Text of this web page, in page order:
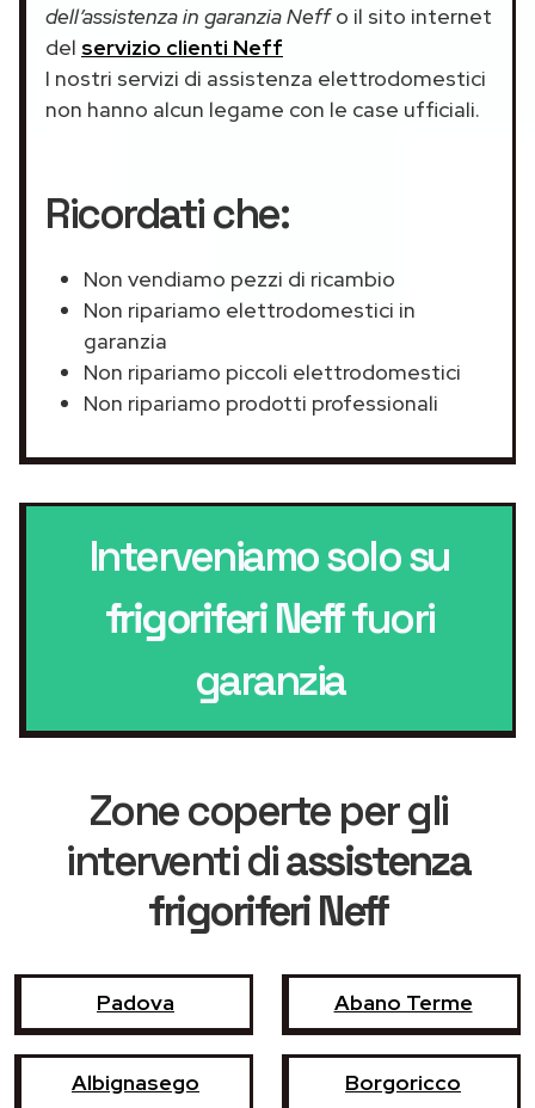
dell’assistenza in garanzia Neffo il sito internet
del servizio clienti Neff
I nostri servizi di assistenza elettrodomestici
non hanno alcun legame con le case ufficiali.
Ricordati che:
Non vendiamo pezzi di ricambio
Non ripariamo elettrodomestici in
garanzia
Non ripariamo piccoli elettrodomestici
Non ripariamo prodotti professionali
Interveniamo solo su
frigoriferi Nefffuori
garanzia
Zone coperte per gli
interventi diassistenza
frigoriferi Neff
Padova Abano Terme
Albignasego Borgoricco